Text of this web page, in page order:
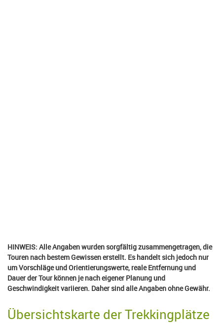
HINWEIS: Alle Angaben wurden sorgfältig zusammengetragen, die
Touren nach bestem Gewissen erstellt. Es handelt sich jedoch nur
um Vorschläge und Orientierungswerte, reale Entfernung und
Dauer der Tour können je nach eigener Planung und
Geschwindigkeit variieren. Daher sind alle Angaben ohne Gewähr.
Übersichtskarte der Trekkingplätze